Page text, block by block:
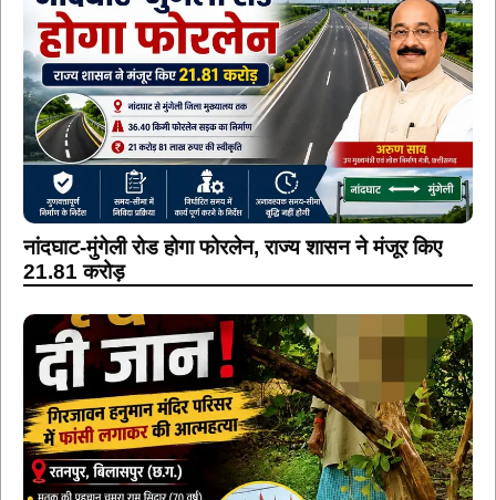
नांदघाट-मुंगेली रोड होगा फोरलेन, राज्य शासन ने मंजूर किए
21.81 करोड़